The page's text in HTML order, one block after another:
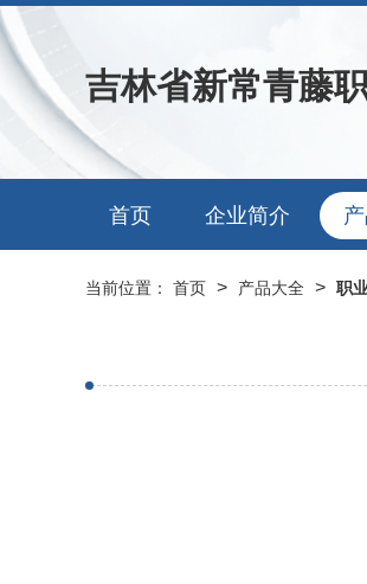
吉林省新常青藤
首页 企业简介
当前位置： 首页 > 产品大全 > 职